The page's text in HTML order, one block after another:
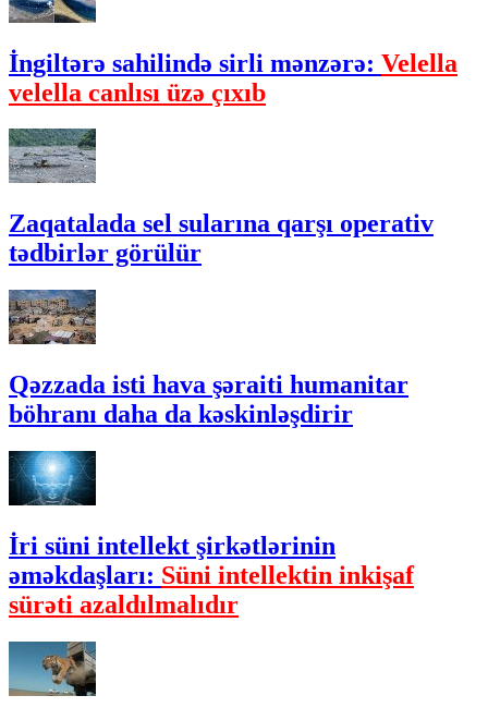
İngiltərə sahilində sirli mənzərə: Velella
velella canlısı üzə çıxıb
Zaqatalada sel sularına qarşı operativ
tədbirlər görülür
Qəzzada isti hava şəraiti humanitar
böhranı daha da kəskinləşdirir
İri süni intellekt şirkətlərinin
əməkdaşları: Süni intellektin inkişaf
sürəti azaldılmalıdır